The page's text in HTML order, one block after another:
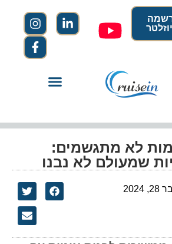
לא מתגשמים:
שמעולם לא נבנו